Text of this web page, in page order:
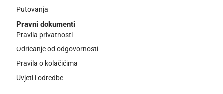
Putovanja
Pravni dokumenti
Pravila privatnosti
Odricanje od odgovornosti
Pravila o kolačićima
Uvjeti i odredbe